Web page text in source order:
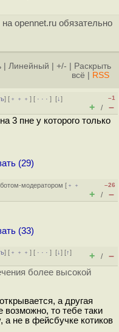
opennet.ru обязательно
Линейный +/-
Раскрыть
всё
RSS
] [ ﹢﹢﹢] [ · · ·][↓]
–1
+ / –
3 пне у которого только
(29)
модератором [ ﹢﹢
–26
+ / –
(33)
] [ ﹢﹢﹢] [ · · ·][↓] [↑]
+ / –
более высокой
а другая
возможно, то тебе таки
а не в фейсбучке котиков